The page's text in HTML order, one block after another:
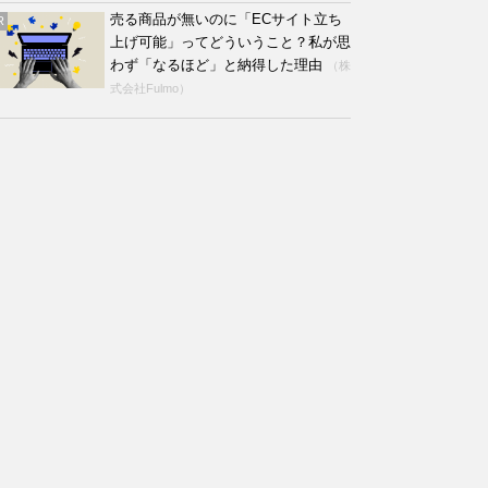
売る商品が無いのに「ECサイト立ち
上げ可能」ってどういうこと？私が思
わず「なるほど」と納得した理由
（株
式会社Fulmo）